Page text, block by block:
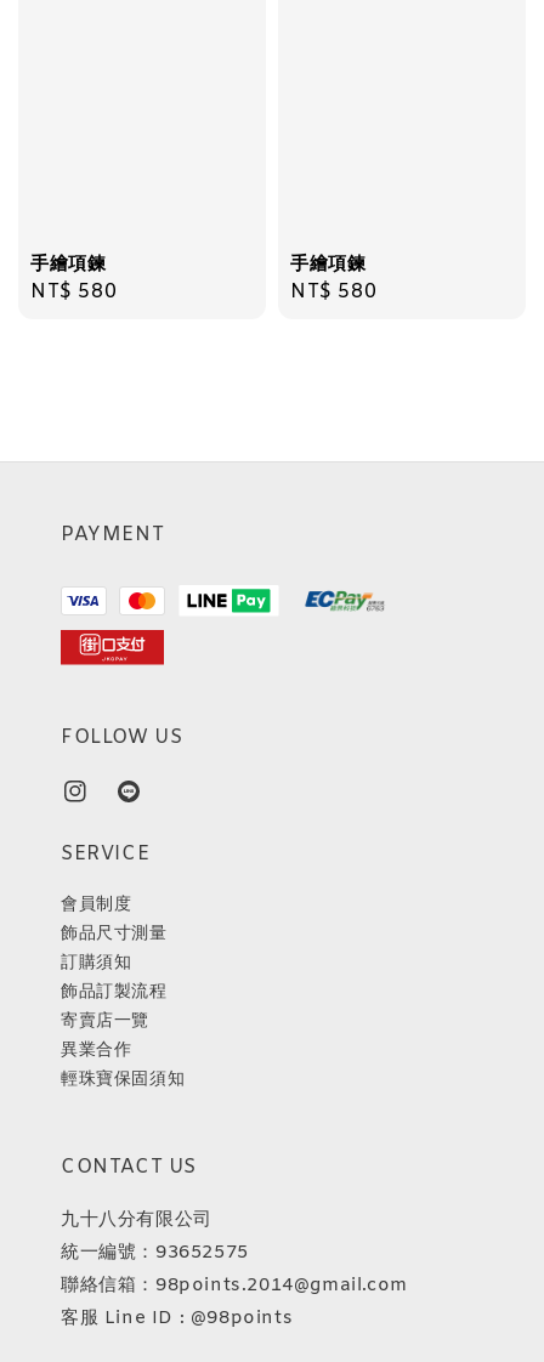
手繪項鍊
Regular
NT$ 580
手繪項鍊
Regular
NT$ 580
PAYMENT
FOLLOW US
SERVICE
會員制度
飾品尺寸測量
訂購須知
飾品訂製流程
寄賣店一覽
異業合作
輕珠寶保固須知
CONTACT US
九十八分有限公司
統一編號：93652575
聯絡信箱：98points.2014@gmail.com
客服 Line ID : @98points